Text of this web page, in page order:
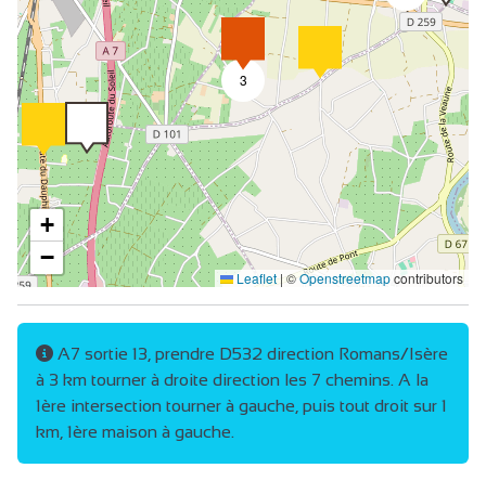
3
+
−
Leaflet |©Openstreetmapcontributors
A7 sortie 13, prendre D532 direction Romans/Isère
à 3 km tourner à droite direction les 7 chemins. A la
1ère intersection tourner à gauche, puis tout droit sur 1
km, 1ère maison à gauche.